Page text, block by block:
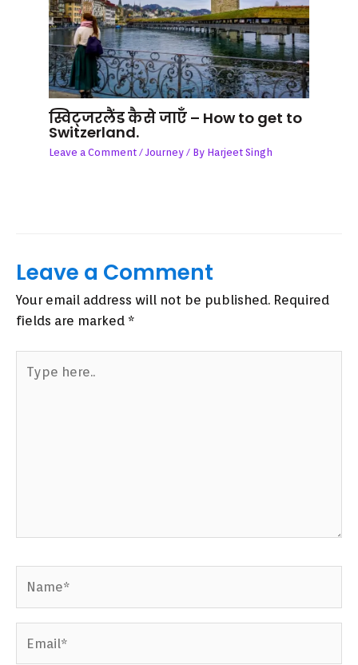
स्विट्जरलैंड कैसे जाएँ – How to get to
Switzerland.
Leave a Comment /Journey / By Harjeet Singh
Leave a Comment
Your email address will not be published. Required
fields are marked *
here..